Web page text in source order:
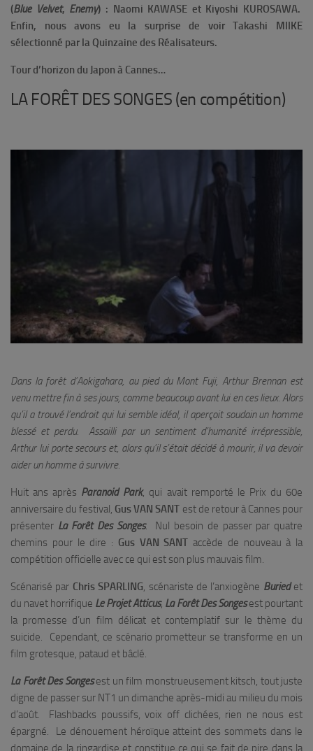
(Blue Velvet, Enemy) : Naomi KAWASE et Kiyoshi KUROSAWA.
Enfin, nous avons eu la surprise de voir Takashi MIIKE
sélectionné par la Quinzaine des Réalisateurs.
Tour d’horizon du Japon à Cannes…
LA FORÊT DES SONGES (en compétition)
Dans la forêt d’Aokigahara, au pied du Mont Fuji, Arthur Brennan est
venu mettre fin à ses jours, comme beaucoup avant lui en ces lieux. Alors
qu’il a trouvé l’endroit qui lui semble idéal, il aperçoit soudain un homme
blessé et perdu. Assailli par un sentiment d’humanité irrépressible,
Arthur lui porte secours et, alors qu’il s’était décidé à mourir, il va devoir
aider un homme à survivre.
Huit ans après Paranoid Park, qui avait remporté le Prix du 60e
anniversaire du festival, Gus VAN SANT est de retour à Cannes pour
présenter La Forêt Des Songes. Nul besoin de passer par quatre
chemins pour le dire : Gus VAN SANT accède de nouveau à la
compétition officielle avec ce qui est son plus mauvais film.
Scénarisé par Chris SPARLING, scénariste de l’anxiogène Buriedet
du navet horrifique Le Projet Atticus, La Forêt Des Songesest pourtant
la promesse d’un film délicat et contemplatif sur le thème du
suicide. Cependant, ce scénario prometteur se transforme en un
film grotesque, pataud et bâclé.
La Forêt Des Songesest un film monstrueusement kitsch, tout juste
digne de passer sur NT1 un dimanche après-midi au milieu du mois
d’août. Flashbacks poussifs, voix off clichées, rien ne nous est
épargné. Le dénouement héroïque atteint des sommets dans le
domaine de la ringardise et constitue ce qui se fait de pire dans la